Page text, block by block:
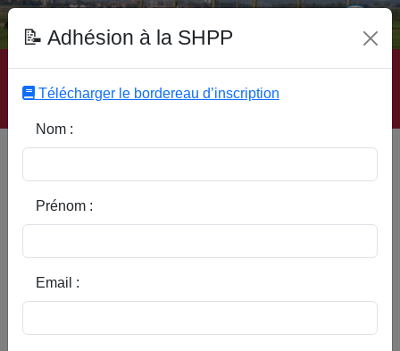
Accueil | Site SHPP | Auteurs | Editeurs | Rubriques |
Sous-Rubriques | Mots-Clefs | Contact
📝 Adhésion à la SHPP
Télécharger le bordereau d’inscription
Nom :
Prénom :
Email :